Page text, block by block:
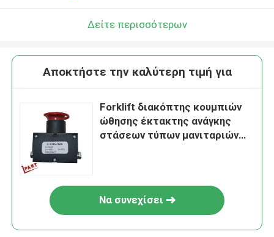
Δείτε περισσότερων
Αποκτήστε την καλύτερη τιμή για
Forklift διακόπτης κουμπιών
ώθησης έκτακτης ανάγκης
στάσεων τύπων μανιταριών
Να συνεχίσει